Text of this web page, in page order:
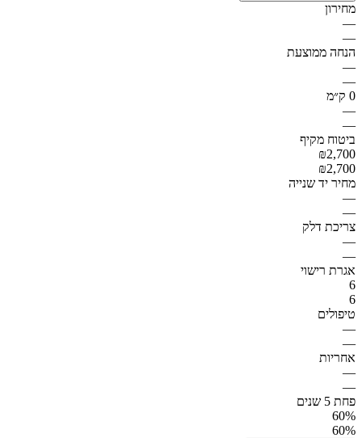
מחירון
—
—
הנחה ממוצעת
—
—
0 ק״מ
—
—
ביטוח מקיף
₪2,700
₪2,700
מחיר יד שנייה
—
—
צריכת דלק
—
—
אגרת רישוי
6
6
טיפולים
—
—
אחריות
—
—
פחת 5 שנים
60%
60%